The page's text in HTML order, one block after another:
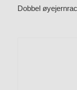
Dobbel